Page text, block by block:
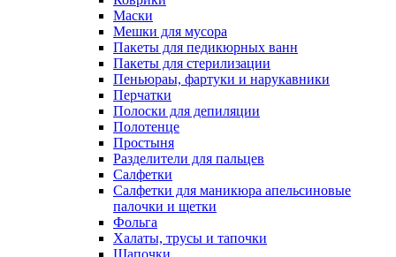
Маски
Мешки для мусора
Пакеты для педикюрных ванн
Пакеты для стерилизации
Пеньюраы, фартуки и нарукавники
Перчатки
Полоски для депиляции
Полотенце
Простыня
Разделители для пальцев
Салфетки
Салфетки для маникюра апельсиновые
палочки и щетки
Фольга
Халаты, трусы и тапочки
Шапочки